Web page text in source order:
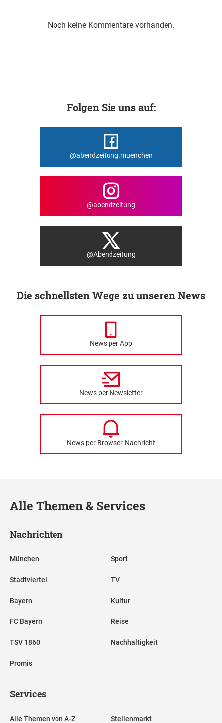
Noch keine Kommentare vorhanden.
Folgen Sie uns auf:
@abendzeitung.muenchen
@abendzeitung
@Abendzeitung
Die schnellsten Wege zu unseren News
News per App
News per Newsletter
News per Browser-Nachricht
Alle Themen & Services
Nachrichten
München
Stadtviertel
Bayern
FC Bayern
TSV 1860
Promis
Sport
TV
Kultur
Reise
Nachhaltigkeit
Services
Alle Themen von A-Z Stellenmarkt